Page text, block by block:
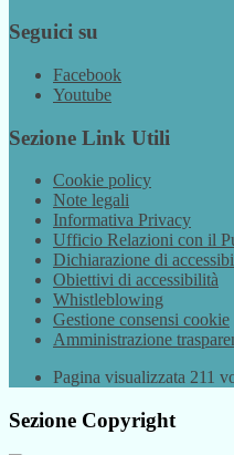
Seguici su
Facebook
Youtube
Sezione Link Utili
Cookie policy
Note legali
Informativa Privacy
Ufficio Relazioni con il
Dichiarazione di
Obiettivi di accessibilità
Whistleblowing
Gestione consensi cookie
Amministrazione
Pagina visualizzata 211
Sezione Copyright